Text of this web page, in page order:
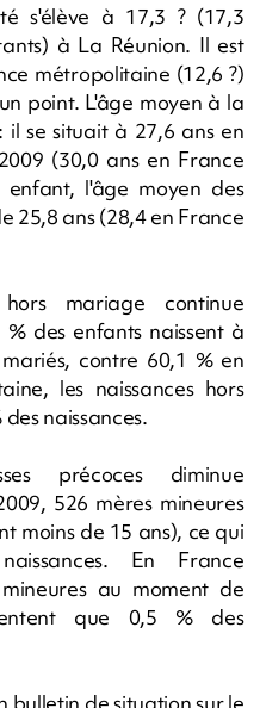
s'élève à 17,3 ? (17,3
à La Réunion. Il est
métropolitaine (12,6 ?)
point. L'âge moyen à la
se situait à 27,6 ans en
(30,0 ans en France
l'âge moyen des
25,8 ans (28,4 en France
mariage continue
des enfants naissent à
contre 60,1 % en
les naissances hors
naissances.
précoces diminue
526 mères mineures
moins de 15 ans), ce qui
En France
au moment de
que 0,5 % des
bulletin de situation sur le